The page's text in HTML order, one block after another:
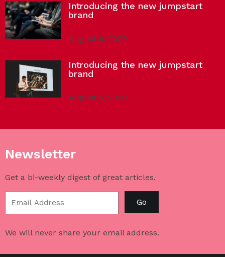
Introducing the new jumpstart
brand
August 6, 2020
Introducing the new jumpstart
brand
August 6, 2020
Newsletter
Get a bi-weekly digest of great articles.
Go
We will never share your email address.